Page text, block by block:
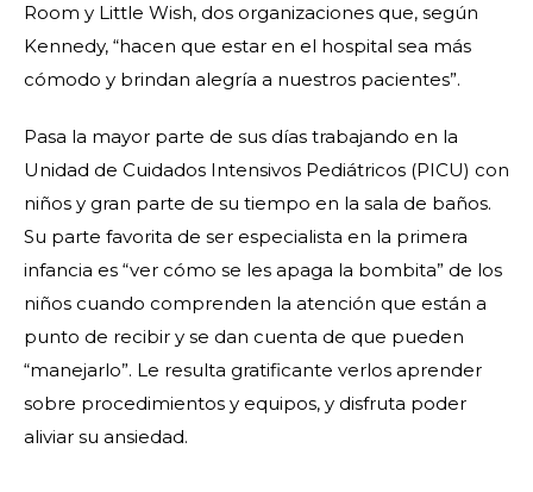
Room y Little Wish, dos organizaciones que, según
Kennedy, “hacen que estar en el hospital sea más
cómodo y brindan alegría a nuestros pacientes”.
Pasa la mayor parte de sus días trabajando en la
Unidad de Cuidados Intensivos Pediátricos (PICU) con
niños y gran parte de su tiempo en la sala de baños.
Su parte favorita de ser especialista en la primera
infancia es “ver cómo se les apaga la bombita” de los
niños cuando comprenden la atención que están a
punto de recibir y se dan cuenta de que pueden
“manejarlo”. Le resulta gratificante verlos aprender
sobre procedimientos y equipos, y disfruta poder
aliviar su ansiedad.